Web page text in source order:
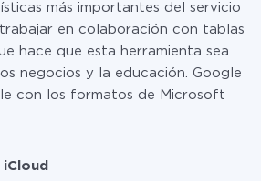
más importantes del servicio
en colaboración con tablas
hace que esta herramienta sea
negocios y la educación. Google
con los formatos de Microsoft